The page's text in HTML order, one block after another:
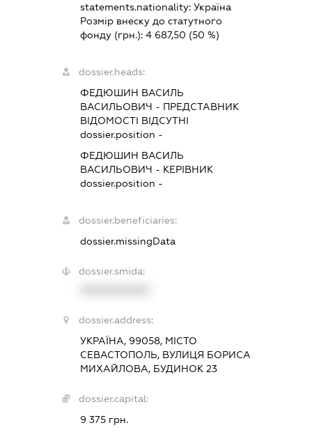
statements.nationality: Україна
Розмір внеску до статутного
фонду (грн.): 4 687,50 (50 %)
dossier.heads:
ФЕДЮШИН ВАСИЛЬ
ВАСИЛЬОВИЧ - ПРЕДСТАВНИК
ВІДОМОСТІ ВІДСУТНІ
dossier.position -
ФЕДЮШИН ВАСИЛЬ
ВАСИЛЬОВИЧ - КЕРІВНИК
dossier.position -
dossier.beneficiaries:
dossier.missingData
dossier.smida:
dossier.address:
УКРАЇНА, 99058, МІСТО
СЕВАСТОПОЛЬ, ВУЛИЦЯ БОРИСА
МИХАЙЛОВА, БУДИНОК 23
dossier.capital:
9 375 грн.